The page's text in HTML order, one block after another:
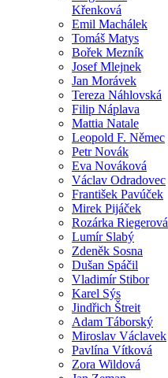
Křenková
Emil Machálek
Tomáš Matys
Bořek Mezník
Josef Mlejnek
Jan Morávek
Tereza Náhlovská
Filip Náplava
Mattia Natale
Leopold F. Němec
Petr Novák
Eva Nováková
Václav Odradovec
František Pavúček
Mirek Pijáček
Rozárka Riegerová
Lumír Slabý
Zdeněk Sosna
Dušan Spáčil
Vladimír Stibor
Karel Sýs
Jindřich Štreit
Adam Táborský
Miroslav Václavek
Pavlína Vítková
Zora Wildová